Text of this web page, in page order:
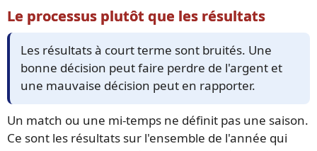
Le processus plutôt que les résultats
Les résultats à court terme sont bruités. Une
bonne décision peut faire perdre de l'argent et
une mauvaise décision peut en rapporter.
Un match ou une mi-temps ne définit pas une saison.
Ce sont les résultats sur l'ensemble de l'année qui